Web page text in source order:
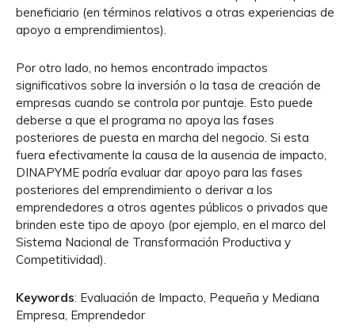
beneficiario (en términos relativos a otras experiencias de
apoyo a emprendimientos).
Por otro lado, no hemos encontrado impactos
significativos sobre la inversión o la tasa de creación de
empresas cuando se controla por puntaje. Esto puede
deberse a que el programa no apoya las fases
posteriores de puesta en marcha del negocio. Si esta
fuera efectivamente la causa de la ausencia de impacto,
DINAPYME podría evaluar dar apoyo para las fases
posteriores del emprendimiento o derivar a los
emprendedores a otros agentes públicos o privados que
brinden este tipo de apoyo (por ejemplo, en el marco del
Sistema Nacional de Transformación Productiva y
Competitividad).
Keywords: Evaluación de Impacto, Pequeña y Mediana
Empresa, Emprendedor